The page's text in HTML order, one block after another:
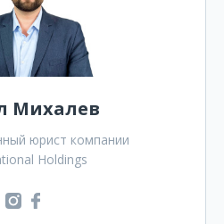
Михалев
юрист компании
Holdings